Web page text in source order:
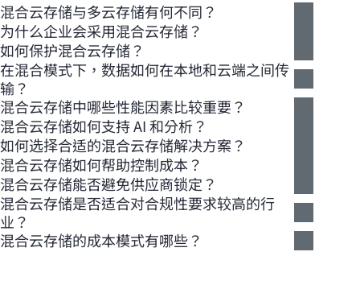
混合云存储与多云存储有何不同？
为什么企业会采用混合云存储？
如何保护混合云存储？
在混合模式下，数据如何在本地和云端之间传
输？
混合云存储中哪些性能因素比较重要？
混合云存储如何支持 AI 和分析？
如何选择合适的混合云存储解决方案？
混合云存储如何帮助控制成本？
混合云存储能否避免供应商锁定？
混合云存储是否适合对合规性要求较高的行
业？
混合云存储的成本模式有哪些？